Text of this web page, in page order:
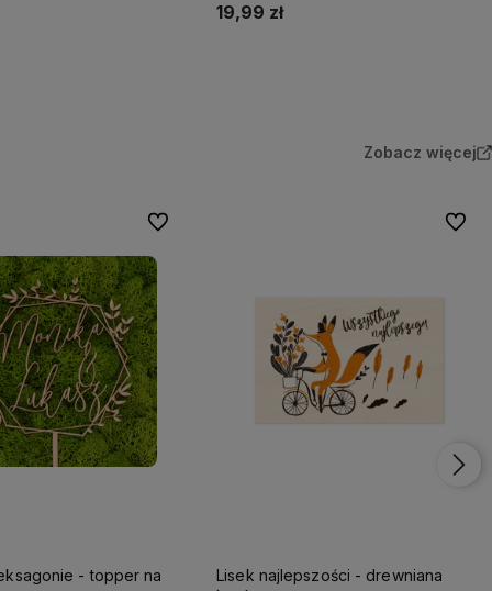
19,99 zł
Zobacz więcej
- topper na
Do ulubionych
Lisek najlepszości - drewniana
Do